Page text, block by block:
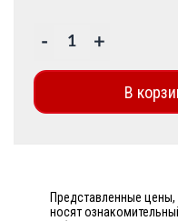
Представленные цены,
носят
+
-
В